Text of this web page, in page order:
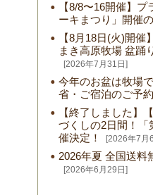
【8/8〜16開催】
ーキまつり」開催
【8月18日(火)開
まき高原牧場 盆踊
[2026年7月31日]
今年のお盆は牧場
省・ご宿泊のご予
【終了しました】
づくしの2日間！「
催決定！
[2026年7月
2026年夏 全国送料
[2026年6月29日]